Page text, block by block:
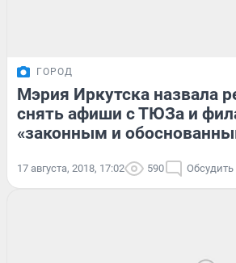
ГОРОД
Мэрия Иркутска назвала
снять афиши с ТЮЗа и
«законным и
17 августа, 2018, 17:02 590 Обсудить